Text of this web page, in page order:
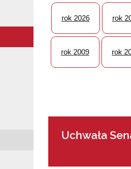
rok 2026 rok
rok 2009 rok
Uchwała